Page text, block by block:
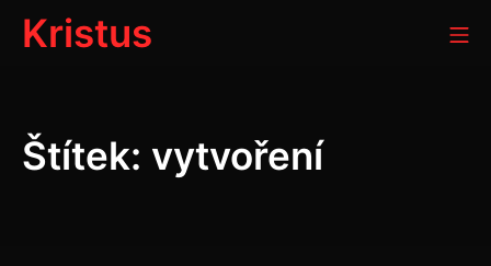
Přeskočit
Kristus
Štítek: vytvoření